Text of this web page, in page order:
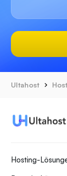
Ultahost
Hosting-